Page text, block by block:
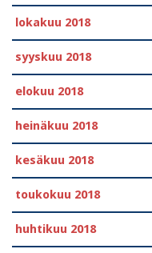
lokakuu 2018
syyskuu 2018
elokuu 2018
heinäkuu 2018
kesäkuu 2018
toukokuu 2018
huhtikuu 2018